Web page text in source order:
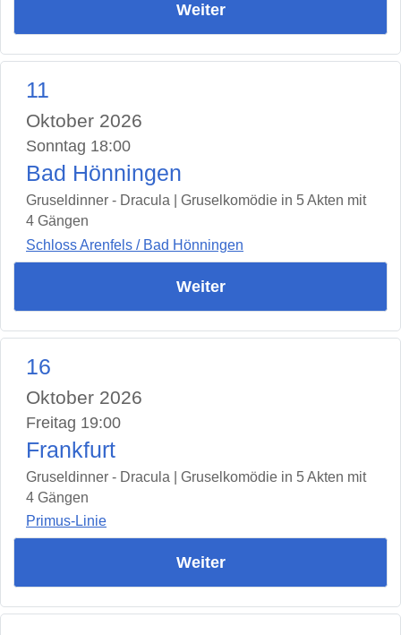
Weiter
11
Oktober 2026
Sonntag 18:00
Bad Hönningen
Gruseldinner - Dracula | Gruselkomödie in 5 Akten mit
4 Gängen
Schloss Arenfels / Bad Hönningen
Weiter
16
Oktober 2026
Freitag 19:00
Frankfurt
Gruseldinner - Dracula | Gruselkomödie in 5 Akten mit
4 Gängen
Primus-Linie
Weiter